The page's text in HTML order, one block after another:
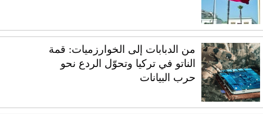
من الدبابات إلى الخوارزميات: قمة
الناتو في تركيا وتحوّل الردع نحو
حرب البيانات